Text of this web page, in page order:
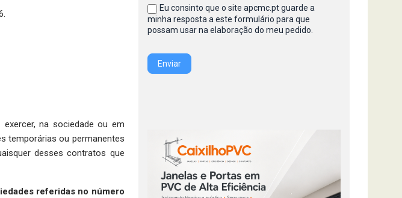
na sociedade ou em
temporárias ou permanentes
desses contratos que
referidas no número
Eu consinto que o site apcmc.pt guarde a
minha resposta a este formulário para que
possam usar na elaboração do meu pedido.
Enviar